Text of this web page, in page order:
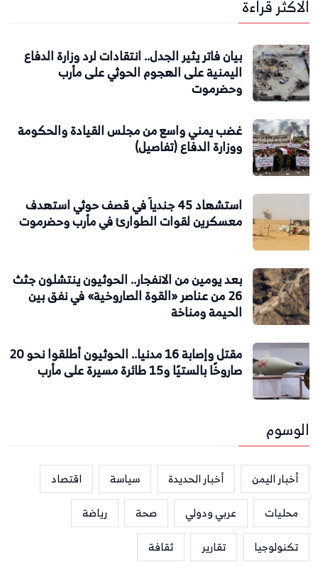
الاكثر قراءة
بيان فاتر يثير الجدل.. انتقادات لرد وزارة الدفاع
اليمنية على الهجوم الحوثي على مأرب
وحضرموت
غضب يمني واسع من مجلس القيادة والحكومة
ووزارة الدفاع (تفاصيل)
استشهاد 45 جندياً في قصف حوثي استهدف
معسكرين لقوات الطوارئ في مأرب وحضرموت
بعد يومين من الانفجار.. الحوثيون ينتشلون جثث
26 من عناصر «القوة الصاروخية» في نفق بين
الحيمة ومناخة
مقتل وإصابة 16 مدنيا.. الحوثيون أطلقوا نحو 20
صاروخًا بالستيًا و15 طائرة مسيرة على مأرب
الوسوم
أخبار اليمن أخبار الحديدة سياسة
اقتصاد
محليات
عربي ودولي صحة
رياضة
تكنولوجيا
تقارير ثقافة